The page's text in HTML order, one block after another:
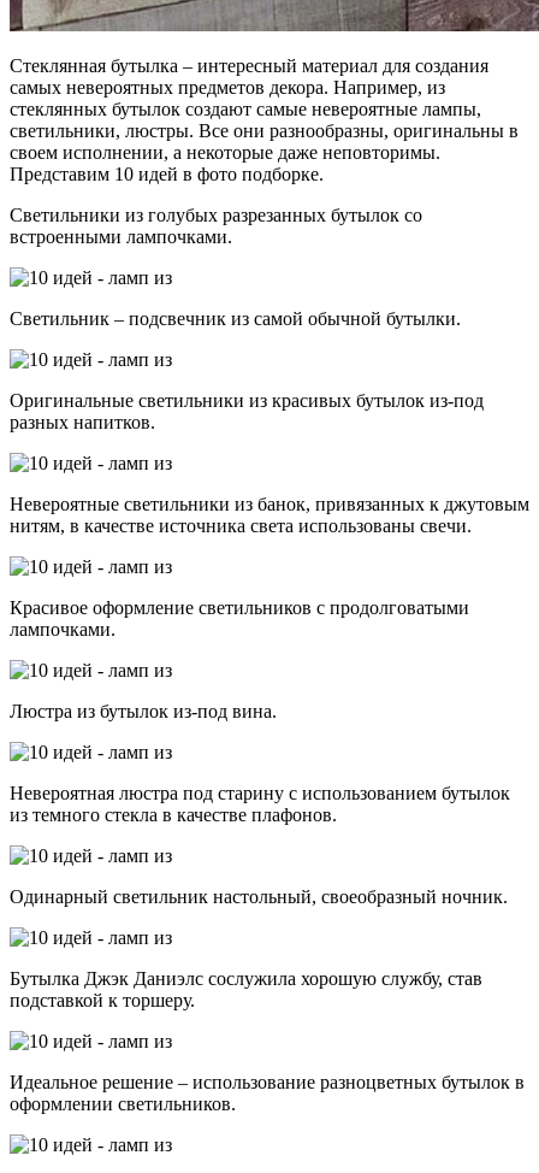
Стеклянная бутылка – интересный материал для создания
самых невероятных предметов декора. Например, из
стеклянных бутылок создают самые невероятные лампы,
светильники, люстры. Все они разнообразны, оригинальны в
своем исполнении, а некоторые даже неповторимы.
Представим 10 идей в фото подборке.
Светильники из голубых разрезанных бутылок со
встроенными лампочками.
Светильник – подсвечник из самой обычной бутылки.
Оригинальные светильники из красивых бутылок из-под
разных напитков.
Невероятные светильники из банок, привязанных к джутовым
нитям, в качестве источника света использованы свечи.
Красивое оформление светильников с продолговатыми
лампочками.
Люстра из бутылок из-под вина.
Невероятная люстра под старину с использованием бутылок
из темного стекла в качестве плафонов.
Одинарный светильник настольный, своеобразный ночник.
Бутылка Джэк Даниэлс сослужила хорошую службу, став
подставкой к торшеру.
Идеальное решение – использование разноцветных бутылок в
оформлении светильников.